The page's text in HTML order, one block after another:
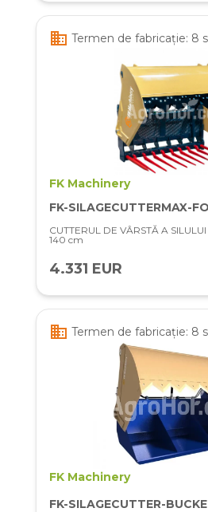
business Termen de fabricație: 8
FK Machinery
FK-SILAGECUTTERMAX-
CUTTERUL DE VÂRSTĂ A
140 cm
4.331 EUR
business Termen de fabricație: 8
FK Machinery
FK-SILAGECUTTER-